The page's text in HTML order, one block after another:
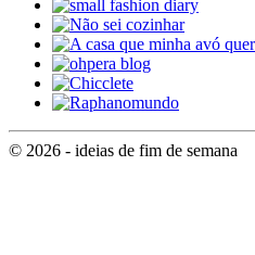
© 2026 - ideias de fim de semana